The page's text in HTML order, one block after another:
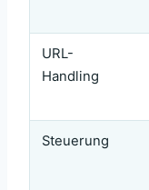
URL-
Handling
Steuerung